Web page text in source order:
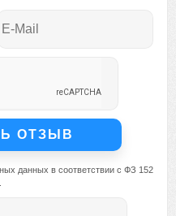
данных в соответствии с ФЗ 152